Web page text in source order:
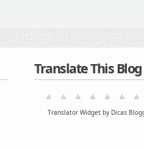
Translate This Blog
Translator Widget by Dicas